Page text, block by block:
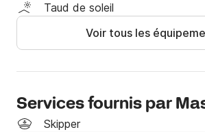
Taud de soleil
Voir tous les
Services fournis par
Skipper